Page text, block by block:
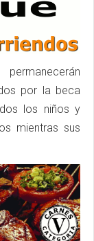
por la beca
los niños y
mientras sus